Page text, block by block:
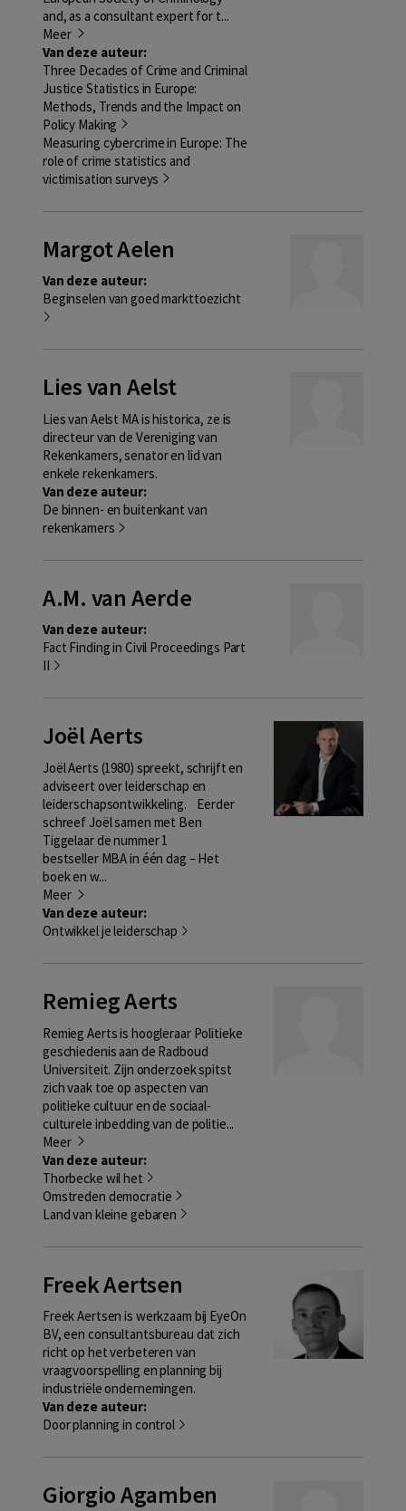
and, as a consultant expert for t...
Meer
Van deze auteur:
Three Decades of Crime and Criminal
Justice Statistics in Europe:
Methods, Trends and the Impact on
Policy Making
Measuring cybercrime in Europe: The
role of crime statistics and
victimisation surveys
Margot Aelen
Van deze auteur:
Beginselen van goed markttoezicht
Lies van Aelst
Lies van Aelst MA is historica, ze is
directeur van de Vereniging van
Rekenkamers, senator en lid van
enkele rekenkamers.
Van deze auteur:
De binnen- en buitenkant van
rekenkamers
A.M. van Aerde
Van deze auteur:
Fact Finding in Civil Proceedings Part
II
Joël Aerts
Joël Aerts (1980) spreekt, schrijft en
adviseert over leiderschap en
leiderschapsontwikkeling. Eerder
schreef Joël samen met Ben
Tiggelaar de nummer 1
bestseller MBA in één dag – Het
boek en w...
Meer
Van deze auteur:
Ontwikkel je leiderschap
Remieg Aerts
Remieg Aerts is hoogleraar Politieke
geschiedenis aan de Radboud
Universiteit. Zijn onderzoek spitst
zich vaak toe op aspecten van
politieke cultuur en de sociaal-
culturele inbedding van de politie...
Meer
Van deze auteur:
Thorbecke wil het
Omstreden democratie
Land van kleine gebaren
Freek Aertsen
Freek Aertsen is werkzaam bij EyeOn
BV, een consultantsbureau dat zich
richt op het verbeteren van
vraagvoorspelling en planning bij
industriële ondernemingen.
Van deze auteur:
Door planning in control
Giorgio Agamben